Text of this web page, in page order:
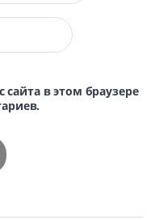
в этом браузере